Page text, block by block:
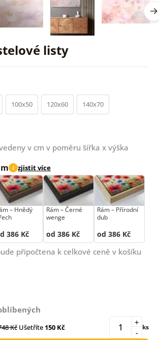
listy
100x50 120x60 140x70
v cm v poměru šířka x výška
i zjistit více
–⁠⁠⁠⁠⁠⁠ Hnědý
386 Kč
Rám –⁠⁠⁠⁠⁠⁠ Černé
wenge
od 386 Kč
Rám –⁠⁠⁠⁠⁠⁠ Přírodní
dub
od 386 Kč
připočtena k celkové ceně v košíku
Kč Ušetříte150 Kč -
+ ks